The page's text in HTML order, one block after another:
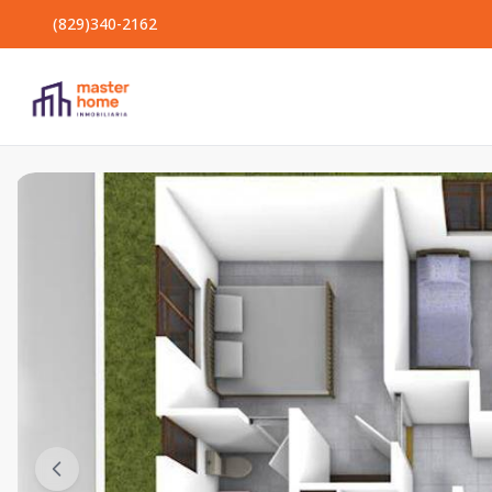
(829)340-2162